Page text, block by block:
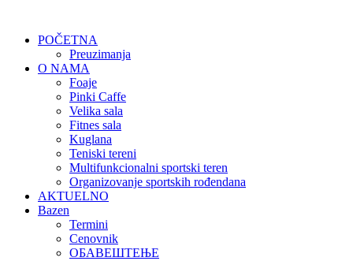
POČETNA
Preuzimanja
O NAMA
Foaje
Pinki Caffe
Velika sala
Fitnes sala
Kuglana
Teniski tereni
Multifunkcionalni sportski teren
Organizovanje sportskih rođendana
AKTUELNO
Bazen
Termini
Cenovnik
ОБАВЕШТЕЊЕ